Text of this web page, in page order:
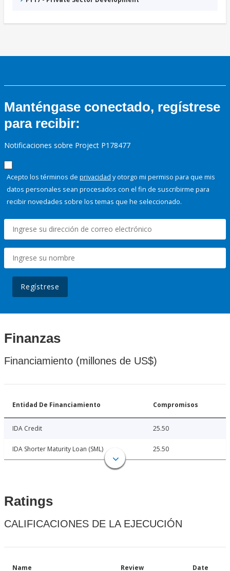
Manténgase conectado, regístrese
para recibir:
Notificaciones sobre Project P178477
Acepto los términos de privacidad y otorgo mi permiso para que mis
datos personales sean procesados con el fin de suscribirme para
recibir novedades sobre los temas que he seleccionado.
Regístrese
Finanzas
Financiamiento (millones de US$)
Entidad De Financiamiento Compromisos
IDA Credit 25.50
IDA Shorter Maturity Loan (SML) 25.50
Ratings
CALIFICACIONES DE LA EJECUCIÓN
Name Review Date